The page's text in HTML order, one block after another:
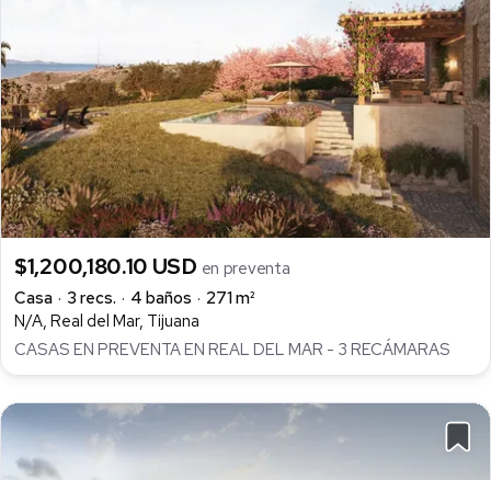
$1,200,180.10 USD en preventa
Casa
3 recs. 4 baños
271 m²
N/A, Real del Mar, Tijuana
CASAS EN PREVENTA EN REAL DEL MAR - 3 RECÁMARAS